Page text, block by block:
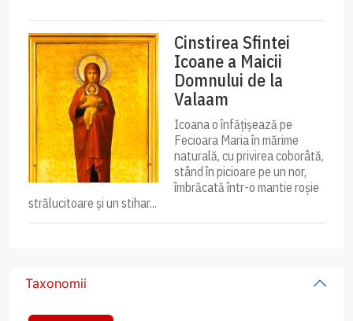
Cinstirea Sfintei
Icoane a Maicii
Domnului de la
Valaam
Icoana o înfățișează pe
Fecioara Maria în mărime
naturală, cu privirea coborâtă,
stând în picioare pe un nor,
îmbrăcată într-o mantie roșie
strălucitoare și un stihar...
Taxonomii